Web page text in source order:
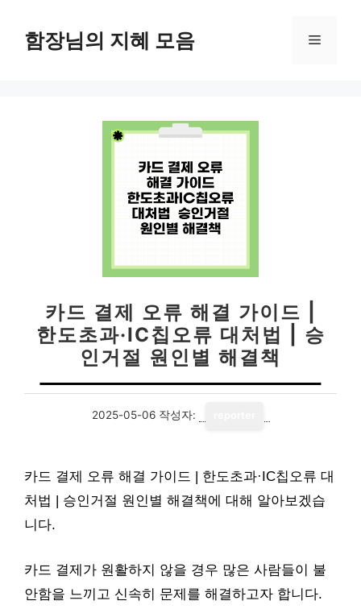
함장님의 지혜 모음 메
카드 결제 오류 해결 가이드 |
한도초과·IC칩오류 대처법 | 승
인거절 원인별 해결책
2025-05-06 작성자:
카드 결제 오류 해결 가이드 | 한도초과·IC칩오류 대
처법 | 승인거절 원인별 해결책에 대해 알아보겠습
니다.
카드 결제가 원활하지 않을 경우 많은 사람들이 불
안함을 느끼고 신속히 문제를 해결하고자 합니다.